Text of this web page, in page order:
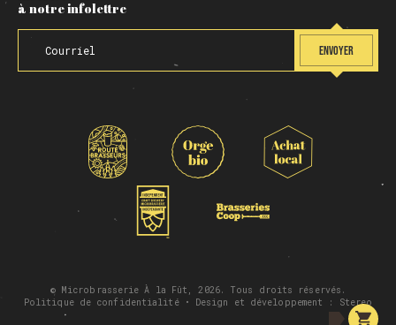
à notre infolettre
ENVOYER
© Microbrasserie À la Fût, 2026. Tous droits réservés.
Politique de confidentialité• Design et développement : Stereo